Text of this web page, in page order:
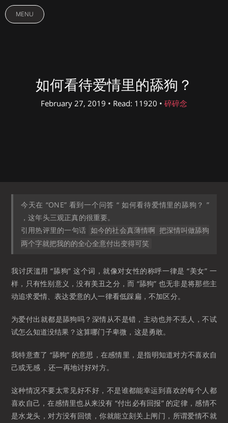
MENU
如何看待爱情里的舔狗？
February 27, 2019 • Read: 11920 • 碎碎念
今天在 “ONE” 看到一个问答 “ 如何看待爱情里的舔狗？ ”
，这年头三观正真的很重要。
引用热评里的一句话 如今的社会真薄情啊 把深情叫做舔狗
两个字就把我的的全心全意付出变得可笑
我讨厌滥用 “舔狗” 这个词，就像对女性的称呼一律是 “美女” 一
样，只有性别意义，没有美丑之分，而 “舔狗” 也无非是将那些主
动追求爱情、表达爱意的人一律看低踩扁，不加区分。
为爱付出就都是舔狗吗？深情从不是错，主动也并不丢人，不试
试怎么知道没结果？这算哪门子卑微，这是勇敢。
我特意查了 “舔狗” 的意思，在感情里，是指明知道对方不喜欢自
己或无感 ，还一再地讨好对方。
这种情况不要太常见好不好，不是谁都能幸运到喜欢的每个人都
喜欢自己，在感情里也从来没有 “付出必有回报” 的定律，感情不
是水龙头，对方没有回馈，你就能立刻关上闸门，所谓爱情不就